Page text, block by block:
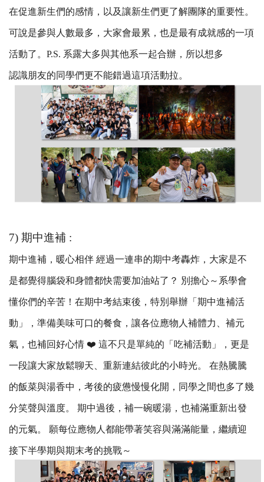
在促進新生們的感情，以及讓新生們更了解團隊的重要性。
可說是參與人數最多，大家會最累，也是最有成就感的一項
活動了。P.S. 系露大多與其他系一起合辦，所以想多
認識朋友的同學們更不能錯過這項活動拉。
7) 期中進補 :
期中進補，暖心相伴 經過一連串的期中考轟炸，大家是不
是都覺得腦袋和身體都快需要加油站了？ 別擔心～系學會
懂你們的辛苦！在期中考結束後，特別舉辦「期中進補活
動」，準備美味可口的餐食，讓各位應物人補體力、補元
氣，也補回好心情 ❤️ 這不只是單純的「吃補活動」，更是
一段讓大家放鬆聊天、重新連結彼此的小時光。 在熱騰騰
的飯菜與湯香中，考後的疲憊慢慢化開，同學之間也多了幾
分笑聲與溫度。 期中過後，補一碗暖湯，也補滿重新出發
的元氣。 願每位應物人都能帶著笑容與滿滿能量，繼續迎
接下半學期與期末考的挑戰～